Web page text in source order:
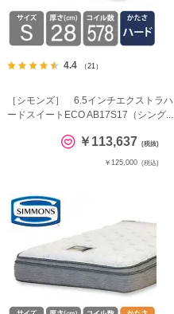
4.4 （21）
［シモンズ］ 6.5インチエクストラハ
ードスイートECO AB17S17（シング...
￥113,637 (税抜)
￥125,000 (税込)